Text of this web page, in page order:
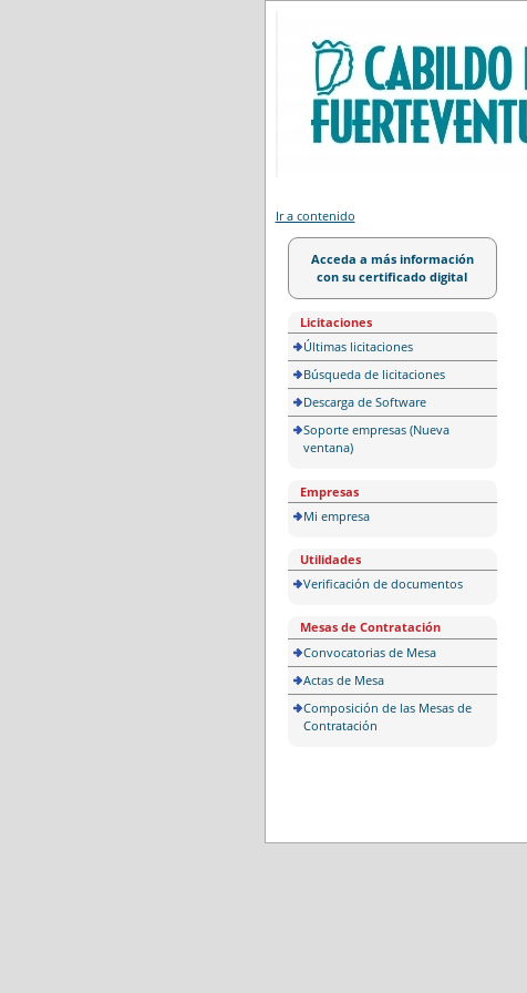
Ir a contenido
Acceda a más información
con su certificado digital
Licitaciones
Últimas licitaciones
Búsqueda de licitaciones
Descarga de Software
Soporte empresas (Nueva
ventana)
Empresas
Mi empresa
Utilidades
Verificación de documentos
Mesas de Contratación
Convocatorias de Mesa
Actas de Mesa
Composición de las Mesas de
Contratación